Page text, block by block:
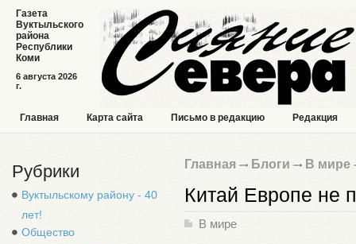
6 августа 2026
г.
Газета
Вуктыльского
района
Республики
Коми
Главная Карта сайта Письмо в редакцию Редакция
Рубрики
Вуктыльскому району - 40
лет!
Общество
Главная Блоги В мире
Китай Европе не
В мире